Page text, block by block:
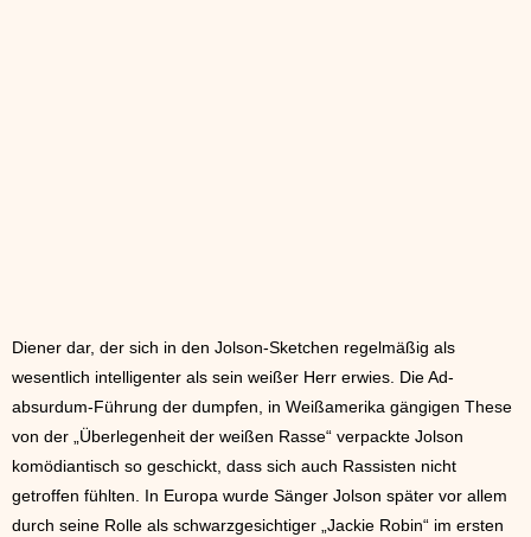
Diener dar, der sich in den Jolson-Sketchen regelmäßig als
wesentlich intelligenter als sein weißer Herr erwies. Die Ad-
absurdum-Führung der dumpfen, in Weißamerika gängigen These
von der „Überlegenheit der weißen Rasse“ verpackte Jolson
komödiantisch so geschickt, dass sich auch Rassisten nicht
getroffen fühlten. In Europa wurde Sänger Jolson später vor allem
durch seine Rolle als schwarzgesichtiger „Jackie Robin“ im ersten